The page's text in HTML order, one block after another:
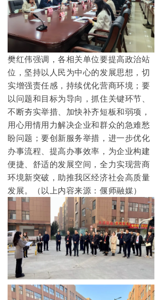
樊红伟强调，各相关单位要提高政治站
位，坚持以人民为中心的发展思想，切
实增强责任感，持续优化营商环境；要
以问题和目标为导向，抓住关键环节、
不断夯实举措、加快补齐短板和弱项，
用心用情用力解决企业和群众的急难愁
盼问题；要创新服务举措，进一步优化
办事流程、提高办事效率，为企业构建
便捷、舒适的发展空间，全力实现营商
环境新突破，助推我区经济社会高质量
发展。（以上内容来源：偃师融媒）